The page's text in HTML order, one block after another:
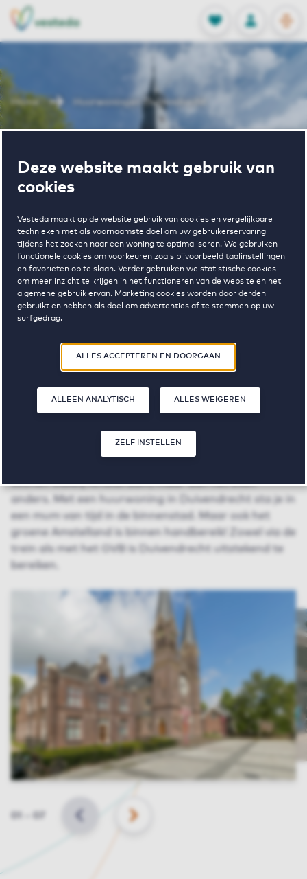
Deze website maakt gebruik van
cookies
Vesteda maakt op de website gebruik van cookies en vergelijkbare
technieken met als voornaamste doel om uw gebruikerservaring
tijdens het zoeken naar een woning te optimaliseren. We gebruiken
functionele cookies om voorkeuren zoals bijvoorbeeld taalinstellingen
en favorieten op te slaan. Verder gebruiken we statistische cookies
om meer inzicht te krijgen in het functioneren van de website en het
algemene gebruik ervan. Marketing cookies worden door derden
gebruikt en hebben als doel om advertenties af te stemmen op uw
surfgedrag.
Door op ‘Zelf instellen’ te klikken, kunt u meer lezen over onze cookies
en uw voorkeuren aanpassen. Door op ‘Alles accepteren en doorgaan’
te klikken, gaat u akkoord met het gebruik van cookies zoals
ALLES ACCEPTEREN EN DOORGAAN
ALLEEN ANALYTISCH ALLES WEIGEREN
ZELF INSTELLEN
FAVORIETEN
Opgeslagen
INLOGGEN
NL
EN
Huurwoningen Duivendrecht
Duivendrecht
BEKIJK HET WONINGAANBOD
Vrije sector huurwoningen in
Duivendrecht
Wonen vlakbij Amsterdam, maar dan net even
anders. Met een huurwoning in Duivendrecht sta je in
een mum van tijd in de binnenstad. Maar ook het
groene Amstelland is binnen handbereik! Zowel via de
trein als met het GVB is Duivendrecht uitstekend te
bereiken.
Slide
VORIGE VOLGENDE